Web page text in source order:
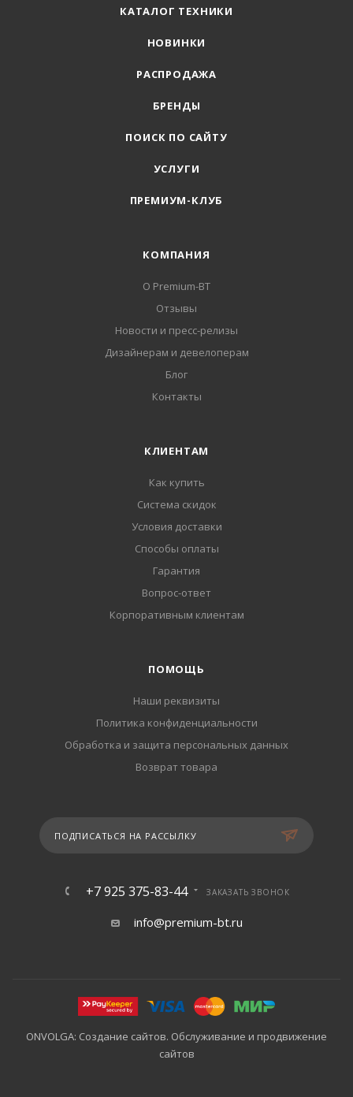
КАТАЛОГ ТЕХНИКИ
НОВИНКИ
РАСПРОДАЖА
БРЕНДЫ
ПОИСК ПО САЙТУ
УСЛУГИ
ПРЕМИУМ-КЛУБ
КОМПАНИЯ
О Premium-BT
Отзывы
Новости и пресс-релизы
Дизайнерам и девелоперам
Блог
Контакты
КЛИЕНТАМ
Как купить
Система скидок
Условия доставки
Способы оплаты
Гарантия
Вопрос-ответ
Корпоративным клиентам
ПОМОЩЬ
Наши реквизиты
Политика конфиденциальности
Обработка и защита персональных данных
Возврат товара
ПОДПИСАТЬСЯ НА РАССЫЛКУ
+7 925 375-83-44 ЗАКАЗАТЬ ЗВОНОК
info@premium-bt.ru
ONVOLGA: Создание сайтов. Обслуживание и продвижение
сайтов